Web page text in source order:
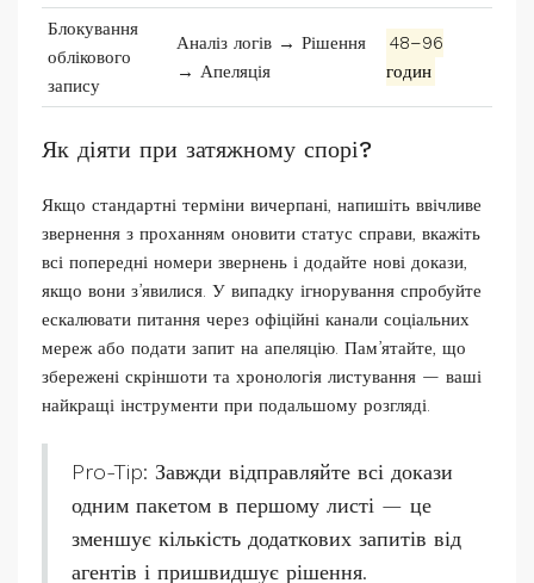
Блокування
облікового
запису
Аналіз логів → Рішення
→ Апеляція
48–96
годин
Як діяти при затяжному спорі?
Якщо стандартні терміни вичерпані, напишіть ввічливе
звернення з проханням оновити статус справи, вкажіть
всі попередні номери звернень і додайте нові докази,
якщо вони з’явилися. У випадку ігнорування спробуйте
ескалювати питання через офіційні канали соціальних
мереж або подати запит на апеляцію. Пам’ятайте, що
збережені скріншоти та хронологія листування — ваші
найкращі інструменти при подальшому розгляді.
Pro-Tip: Завжди відправляйте всі докази
одним пакетом в першому листі — це
зменшує кількість додаткових запитів від
агентів і пришвидшує рішення.